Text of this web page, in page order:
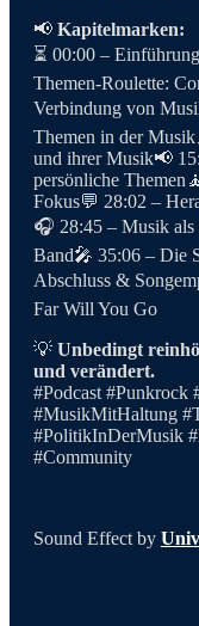
📢 Kapitelmarken:
⏳ 00:00 –
Themen-Roulette:
Verbindung von
Themen in der
und ihrer Musik📢
persönliche
Fokus💬 28:02 –
🎧 28:45 – Musik als
Band🎤 35:06 – Die
Abschluss &
Far Will You Go
💡 Unbedingt
und verändert.
#Podcast #Punkrock
#MusikMitHaltung
#PolitikInDerMusik
#Community
Sound Effect by